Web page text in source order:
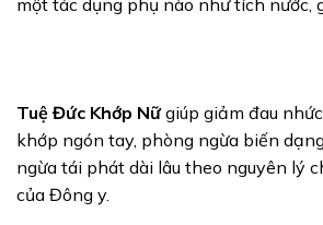
một tác dụng phụ nào như tích nước,
Tuệ Đức Khớp Nữgiúp giảm đau
khớp ngón tay, phòng ngừa biến
ngừa tái phát dài lâu theo nguyên lý
của Đông y.